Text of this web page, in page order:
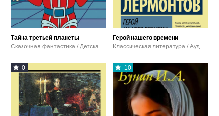
Тайна третьей планеты
Сказочная фантастика / Детская проза / Сказки / Аудиокниги
Герой нашего времени
Классическая литература / Аудиокниги
0 10